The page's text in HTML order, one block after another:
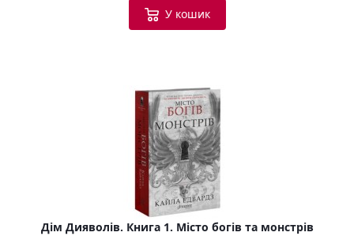
У кошик
Дім Дияволів. Книга 1. Місто богів та монстрів